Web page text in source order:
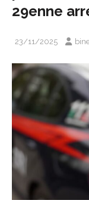
29enne
23/11/2025